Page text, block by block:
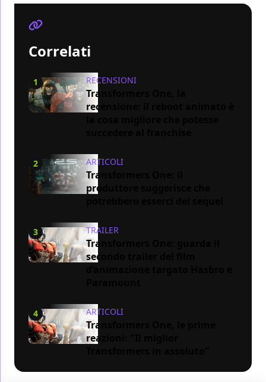
Correlati
1 RECENSIONI
Transformers One, la
recensione: il reboot animato è
2 ARTICOLI
Transformers One: il
produttore suggerisce che
3 TRAILER
Transformers One: guarda il
secondo trailer del film
4 ARTICOLI
Transformers One, le prime
reazioni: "Il miglior